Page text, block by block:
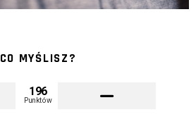
CO MYŚLISZ?
196
Punktów